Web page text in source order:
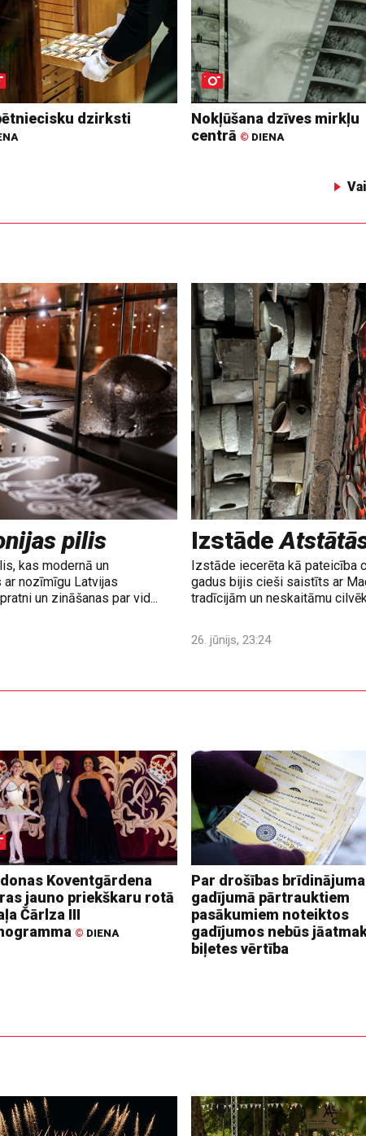
dzirksti
Nokļūšana dzīves mirkļu
centrā © DIENA
pilis
kas modernā un
nozīmīgu Latvijas
un zināšanas par vid...
Izstāde
Izstāde iecerēta kā pateicība
gadus bijis cieši saistīts ar
tradīcijām un neskaitāmu
26. jūnijs, 23:24
Koventgārdena
jauno priekškaru rotā
Čārlza III
© DIENA
Par drošības brīdinājuma
gadījumā pārtrauktiem
pasākumiem noteiktos
gadījumos nebūs
biļetes vērtība